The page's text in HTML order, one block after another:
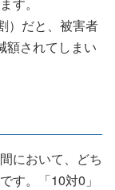
）だと、被害者
額されてしまい
において、どち
す。「10対0」